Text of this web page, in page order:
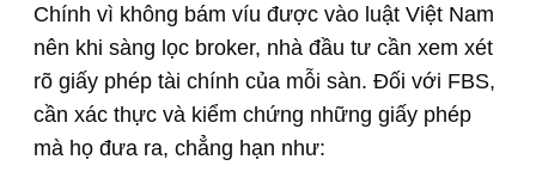
Chính vì không bám víu được vào luật Việt Nam
nên khi sàng lọc broker, nhà đầu tư cần xem xét
rõ giấy phép tài chính của mỗi sàn. Đối với FBS,
cần xác thực và kiểm chứng những giấy phép
mà họ đưa ra, chẳng hạn như: